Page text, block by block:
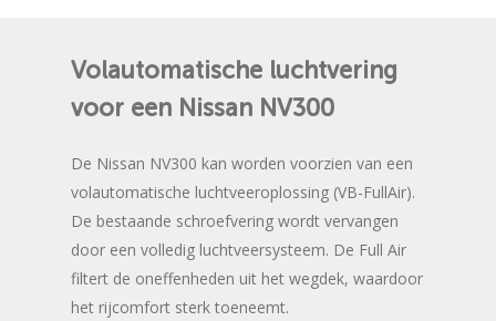
Volautomatische luchtvering
voor een Nissan NV300
De Nissan NV300 kan worden voorzien van een
volautomatische luchtveeroplossing (VB-FullAir).
De bestaande schroefvering wordt vervangen
door een volledig luchtveersysteem. De Full Air
filtert de oneffenheden uit het wegdek, waardoor
het rijcomfort sterk toeneemt.